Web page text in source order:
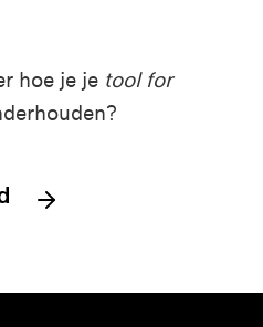
hoe je je tool for